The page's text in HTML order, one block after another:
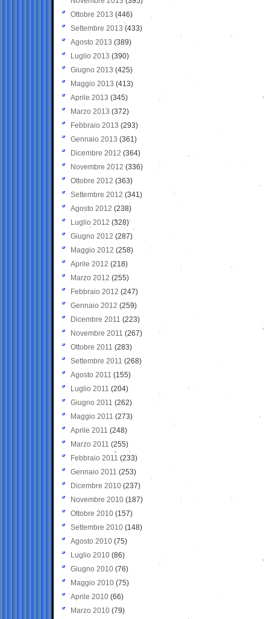
Ottobre 2013 (446)
Settembre 2013 (433)
Agosto 2013 (389)
Luglio 2013 (390)
Giugno 2013 (425)
Maggio 2013 (413)
Aprile 2013 (345)
Marzo 2013 (372)
Febbraio 2013 (293)
Gennaio 2013 (361)
Dicembre 2012 (364)
Novembre 2012 (336)
Ottobre 2012 (363)
Settembre 2012 (341)
Agosto 2012 (238)
Luglio 2012 (328)
Giugno 2012 (287)
Maggio 2012 (258)
Aprile 2012 (218)
Marzo 2012 (255)
Febbraio 2012 (247)
Gennaio 2012 (259)
Dicembre 2011 (223)
Novembre 2011 (267)
Ottobre 2011 (283)
Settembre 2011 (268)
Agosto 2011 (155)
Luglio 2011 (204)
Giugno 2011 (262)
Maggio 2011 (273)
Aprile 2011 (248)
Marzo 2011 (255)
Febbraio 2011 (233)
Gennaio 2011 (253)
Dicembre 2010 (237)
Novembre 2010 (187)
Ottobre 2010 (157)
Settembre 2010 (148)
Agosto 2010 (75)
Luglio 2010 (86)
Giugno 2010 (76)
Maggio 2010 (75)
Aprile 2010 (66)
Marzo 2010 (79)